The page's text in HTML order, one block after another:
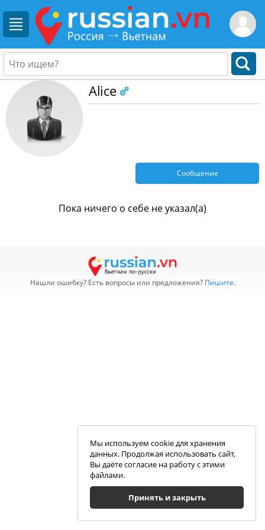
Alice
Сообщение
Пока ничего о себе не указал(а)
Нашли ошибку? Есть вопросы или предложения? Пишите.
Мы используем cookie для хранения
данных. Продолжая использовать сайт,
Вы даёте согласие на работу с этими
файлами.
Принять и закрыть